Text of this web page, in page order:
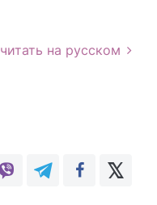
читать на русском